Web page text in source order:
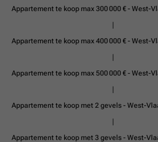
Appartement te koop max 300 000 € - West-
Appartement te koop max 400 000 € - West-
Appartement te koop max 500 000 € - West-
Appartement te koop met 2 gevels - West-
Appartement te koop met 3 gevels - West-